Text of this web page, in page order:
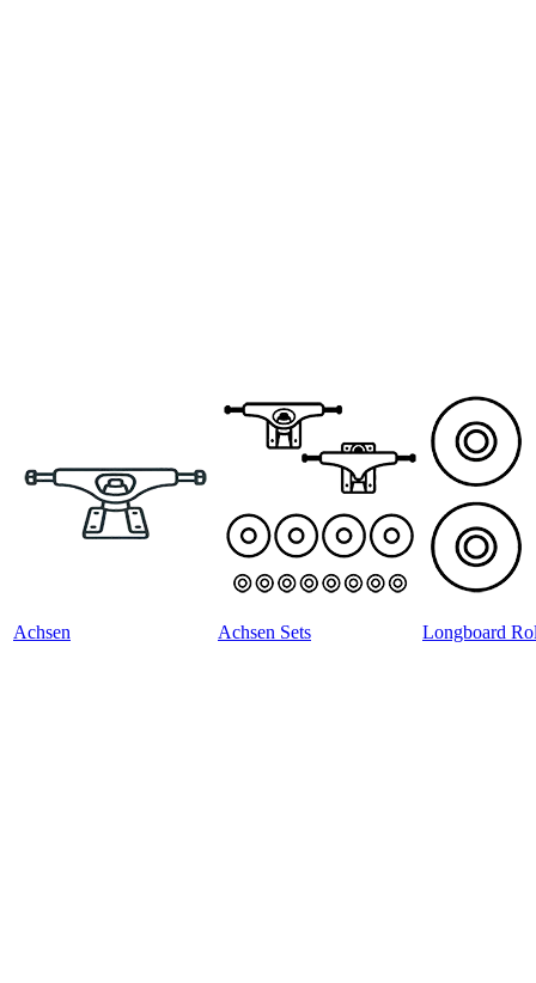
Achsen Achsen Sets Longboard